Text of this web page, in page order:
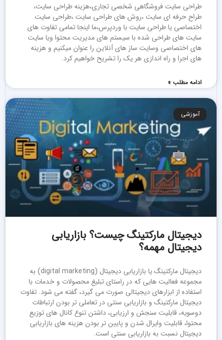
طراحی سایت فروشگاهی شخصی تجاری،هزینه طراحی سایت،
طراح حرفه ای سایت ،روش های طراحی سایت ،طراحی سایت
اختصاصی یا طراحی سایت با وردپرس،ما اینجا تمامی تفاوت های
سایت های طراحی شده با سیستم های مدیریت محتوا ویا سایت
های اختصاصی وسایت ساز های آنلاین را عنوان میکنیم و هزینه
های اجرا و راه اندازی هر یک را تشریح خواهیم کرد.
ادامه مطلب »
آموزشی
دیجیتال مارکتینگ چیست؟ بازاریابی
دیجیتال مهمه؟
دیجیتال مارکتینگ یا بازاریابی دیجیتال (digital marketing) به
مجموعه فعالیت هایی که در راستای تبلیغ محصولات و خدمات با
استفاده از ابزارهای دیجیتالی صورت می گیرد، گفته می شود. تفاوت
دیجیتال مارکتینگ و بازاریابی سنتی در تعاملی تر بودن ارتباطات
دوسویه، قابلیت سنجش و ارزیابی، داشتن تنوع کانال های توزیع
محتوا، قابلیت وایرال شدن و پایین تر بودن هزینه های بازاریابی
دیجیتال نسبت به بازاریابی سنتی است.